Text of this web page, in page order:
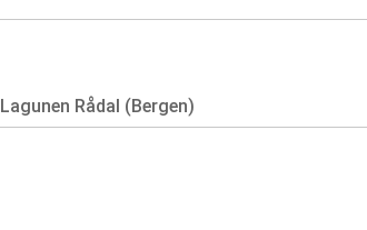
Lagunen Rådal (Bergen)